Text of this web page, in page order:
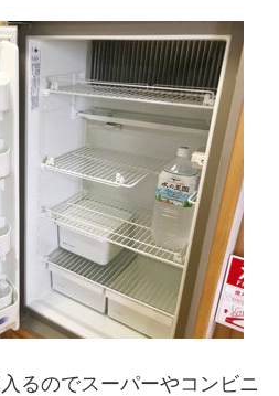
るのでスーパーやコンビニ